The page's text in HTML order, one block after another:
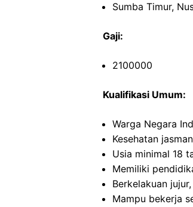
Sumba Timur,
Gaji:
2100000
Kualifikasi Umum:
Warga Negara
Kesehatan
Usia minimal 18
Memiliki
Berkelakuan
Mampu bekerja